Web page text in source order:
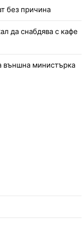
без причина
да снабдява с кафе
външна министърка